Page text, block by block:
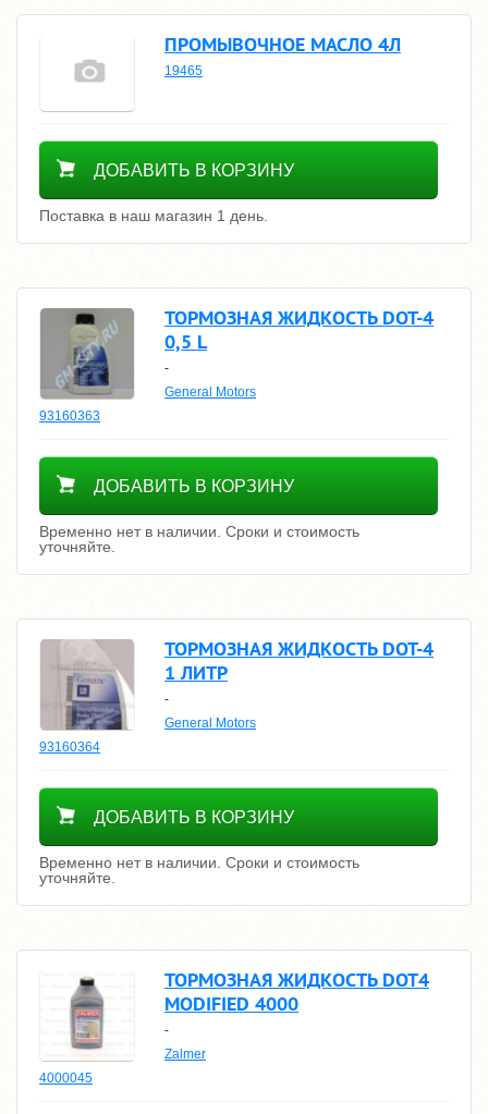
ПРОМЫВОЧНОЕ МАСЛО 4Л
19465
1200
ДОБАВИТЬ В КОРЗИНУ
Поставка в наш магазин 1 день.
ТОРМОЗНАЯ ЖИДКОСТЬ DOT-4
0,5 L
-
General Motors
93160363
Уточнить цену
ДОБАВИТЬ В КОРЗИНУ
Временно нет в наличии. Сроки и стоимость
уточняйте.
ТОРМОЗНАЯ ЖИДКОСТЬ DOT-4
1 ЛИТР
-
General Motors
93160364
Уточнить цену
ДОБАВИТЬ В КОРЗИНУ
Временно нет в наличии. Сроки и стоимость
уточняйте.
ТОРМОЗНАЯ ЖИДКОСТЬ DOT4
MODIFIED 4000
-
Zalmer
4000045